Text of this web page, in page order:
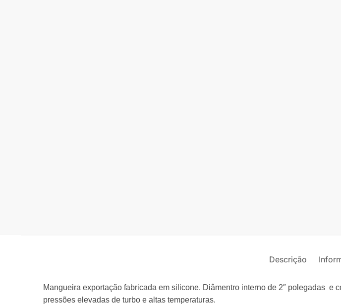
Descrição
Mangueira exportação fabricada em silicone. Diâmentro interno de 2″ polegadas e
pressões elevadas de turbo e altas temperaturas.